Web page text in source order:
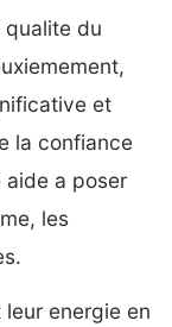
qualite du
et
la confiance
aide a poser
les
energie en